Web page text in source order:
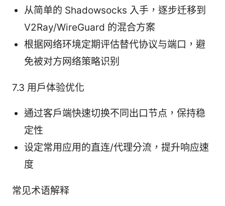
从简单的 Shadowsocks 入手，逐步迁移到
V2Ray/WireGuard 的混合方案
根据网络环境定期评估替代协议与端口，避
免被对方网络策略识别
7.3 用户体验优化
通过客户端快速切换不同出口节点，保持稳
定性
设定常用应用的直连/代理分流，提升响应速
度
常见术语解释